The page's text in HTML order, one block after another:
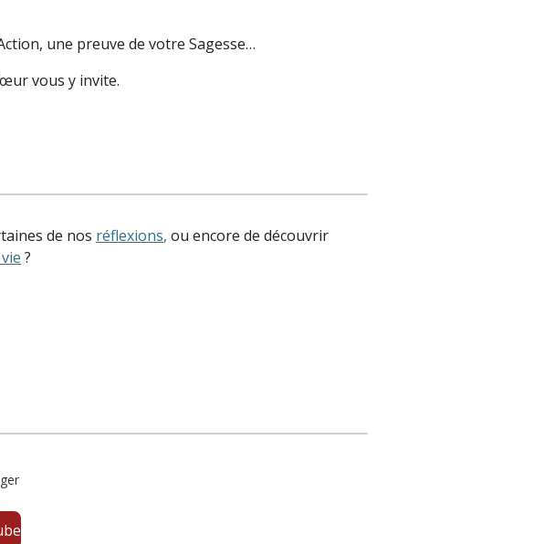
une preuve de votre Sagesse…
vous y invite.
de nos réflexions, ou encore de découvrir
?